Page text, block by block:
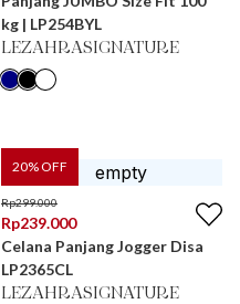
kg | LP254BYL
LEZAHRASIGNATURE
20% OFF
Rp299.000
Rp239.000
Celana Panjang Jogger Disa
LP2365CL
LEZAHRASIGNATURE